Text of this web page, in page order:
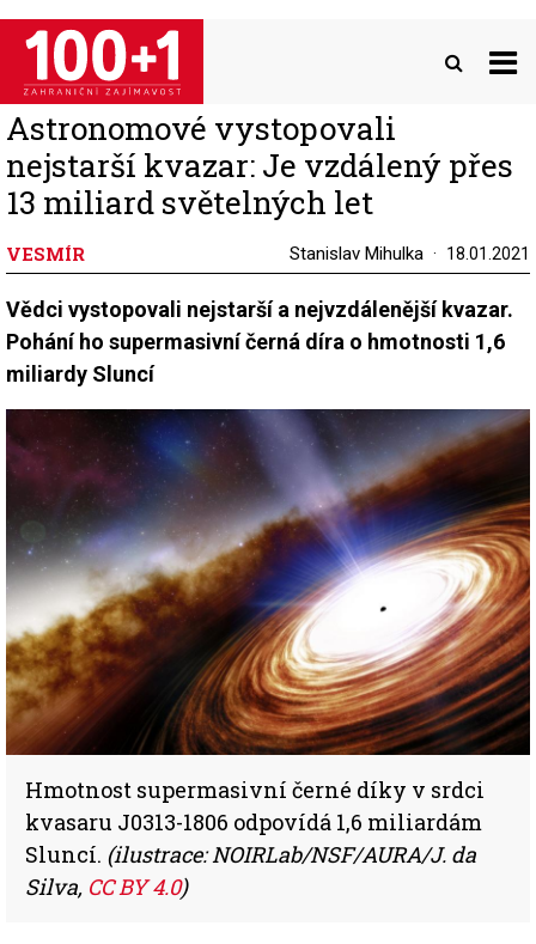
Přejít
hlavnímu
obsahu
Astronomové vystopovali
nejstarší kvazar: Je vzdálený přes
13 miliard světelných let
VESMÍR Stanislav Mihulka 18.01.2021
Vědci vystopovali nejstarší a nejvzdálenější kvazar.
Pohání ho supermasivní černá díra o hmotnosti 1,6
miliardy Sluncí
Hmotnost supermasivní černé díky v srdci
kvasaru J0313-1806 odpovídá 1,6 miliardám
Sluncí. (ilustrace: NOIRLab/NSF/AURA/J. da
Silva, CC BY 4.0)